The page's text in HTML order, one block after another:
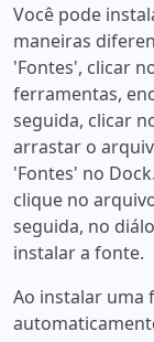
Você pode
maneiras
'Fontes', clicar
ferramentas,
seguida, clicar
arrastar o
'Fontes' no
clique no
seguida, no
instalar a fonte.
Ao instalar uma